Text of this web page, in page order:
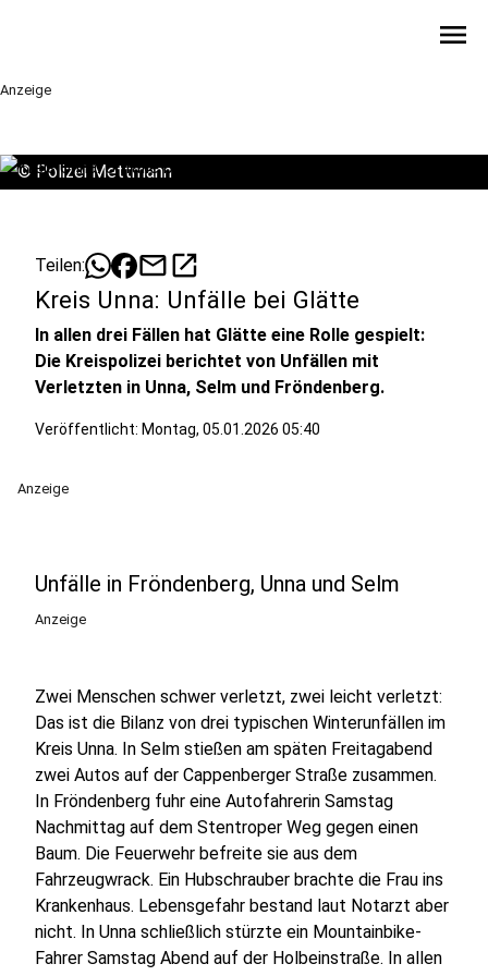
menu
Anzeige
© Polizei Mettmann
Teilen: mailopen_in_new
Kreis Unna: Unfälle bei Glätte
In allen drei Fällen hat Glätte eine Rolle gespielt:
Die Kreispolizei berichtet von Unfällen mit
Verletzten in Unna, Selm und Fröndenberg.
Veröffentlicht: Montag, 05.01.2026 05:40
Anzeige
Unfälle in Fröndenberg, Unna und Selm
Anzeige
Zwei Menschen schwer verletzt, zwei leicht verletzt:
Das ist die Bilanz von drei typischen Winterunfällen im
Kreis Unna. In Selm stießen am späten Freitagabend
zwei Autos auf der Cappenberger Straße zusammen.
In Fröndenberg fuhr eine Autofahrerin Samstag
Nachmittag auf dem Stentroper Weg gegen einen
Baum. Die Feuerwehr befreite sie aus dem
Fahrzeugwrack. Ein Hubschrauber brachte die Frau ins
Krankenhaus. Lebensgefahr bestand laut Notarzt aber
nicht. In Unna schließlich stürzte ein Mountainbike-
Fahrer Samstag Abend auf der Holbeinstraße. In allen